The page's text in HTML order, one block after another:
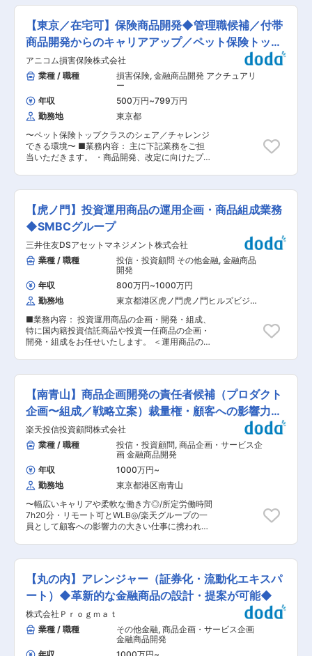
め、法人営業（主に海外案件担当）のポジション
でご活躍いただける方を募集しています（国内勤
務） 変更の範囲：会社の定める業務
いただき、少額短期保険商品の開発にご従事いた
だきます。商品コンセプトの発案〜経営への報告
等、商品ローンチに至るまでの一気通貫した業務
全般をお任せする想定です。当フィナンシャルグ
ループの既存事業や通信というアセットを利活用
した商品開発が可能であり、従来の発想に囚われ
ずにあらゆる可能性を検討できる人財からの応募
を歓迎致します。 ■業務の具体例 ・以下商品開
発業務全般 ・商品コンセプトの企画 ・市場/
競合分析、データ分析 ・損益分岐算定・プライ
シング ・リード創出にかかるWEBマーケティ
ング全般 （LD・クリエイティブ作成、広
告・PR、分析、等） ・約款等、各種資料・帳票
の作成 ・認可取得のための当局対応全般 ・経営
へのレポーティング ※上記は一例です。ご本人の
適性、ご経験、ご希望を考慮して業務をアサイン
に占めるプロパー（中途入社）社員の割合は約9
割であることから、プロパー社員が中心となり組
織を運営しています。 中途入社後２年で部長職に
昇格するなどの実績も複数あり、活躍に応じて昇
格が叶う環境です。 【組織基盤の安定性と裁量の
大きさの両立】 親会社がKDDIという組織基盤の
安定性からアセットが潤沢である一方、組織は小
規模でありボードメンバーとの距離も近いため、
プロジェクトへの投資や、そのための予算確保等
をボードメンバーに対して積極的に提言すること
が可能です。 また、上意下達な雰囲気は希薄で、
社員に対して意見・提案を求められる社風である
ことから、日々の業務に裁量をもって取り組み、
可能です。 変更の範囲：会社の定める業務
【東京／在宅可】保険商品開発◆管理職候補／付帯
商品開発からのキャリアアップ／ペット保険トップ
シェア
アニコム損害保険株式会社
業種 / 職種
損害保険, 金融商品開発 アクチュアリ
ー
年収
500万円~799万円
勤務地
東京都
〜ペット保険トップクラスのシェア／チャレンジ
できる環境〜 ■業務内容： 主に下記業務をご担
当いただきます。 ・商品開発、改定に向けたプロ
規程、マニュアル等の作成 ・募集文書の作成、審
査 【適正に応じてお任せするもの】 ・監督官庁
との認可折衝 ・料率算出、計数関連業務 ■組織
構成： 商品開発部は3名で構成されており、中途
入社も多く馴染みやすい環境です。 ■働き方：
月平均残業時間は20時間程度、リモート勤務週２
日程度可能と働きやすい環境が整っております。
■当社の特徴： ・社会課題を解決する「どうぶつ
×医療×保険」のインフラ企業 アニコムグループ
は、ペット保険を中核としながら、どうぶつの一
生を支えるインフラカンパニー」を目指していま
す。単なる保険会社ではなく、 ・動物病院ネット
ワーク ・医療データの活用 ・予防医療・先進医
療の研究 までを一体で展開し、“どうぶつと人が
共に幸せに暮らす社会”の実現に取り組んでいま
す。 ・「保険で治す」から「病気を防ぐ」予防型
社」へ進化を続けています。 ・蓄積された医療デ
ータの活用 ・健康アドバイス・予防サービス ・
再生医療・先進医療の研究 などを通じて、“入っ
て健康になる保険”という新しい価値創出に取り
組んでいます。 変更の範囲：会社の定める業務
【虎ノ門】投資運用商品の運用企画・商品組成業務
◆SMBCグループ
三井住友DSアセットマネジメント株式会社
業種 / 職種
投信・投資顧問 その他金融, 金融商品
開発
年収
800万円~1000万円
勤務地
東京都港区虎ノ門虎ノ門ヒルズビジネ
■業務内容： 投資運用商品の企画・開発・組成、
特に国内籍投資信託商品や投資一任商品の企画・
開発・組成をお任せいたします。 ＜運用商品の一
信託商品 ・ LPS等のオルタナティブ資産に関連
した各種投資ビークル ■得られるスキル ・富裕
層向けや海外投資家向けのビジネス、投資家の投
資対象の多様化を背景に、UCITSのような外国籍
投信や、各種オルタナ資産へ投資する様々な投資
ビークル等に関連する多様な案件に携わり知見を
身に着けることができます。 ・当チームはプロダ
クトラインナップごとに統括担当者・サブチーム
を置く構成を取っており、各分野での案件を担当
しながら知見を積み、徐々にキャリアアップを図
ることのできる役割分担としています。 ■募集ポ
ジションの役割 ニーズに対応した商品を、実務面
や法制面の確認を行いながら着実かつタイムリー
に組成することに加えて、運用や営業とのコミュ
ニケーション、投信市場、資本市場の分析等から
着想を受けて提案や企画・開発を行うことで当社
の機関投資家から個人投資家に至るまで、多様な
お客さまニーズに対して、業界トップレベルの運
用調査体制とグローバルなネットワークを活用し
た質の高い資産運用サービスを提供しておりま
す。 ・投資信託業務 個人投資家を主な対象とす
る一般販売および確定拠出年金のお客さま向けに
は「公募投資信託」、事業法人・金融機関・団体
年金などのお客さまには「私募投資信託」とし
【南青山】商品企画開発の責任者候補（プロダクト
企画〜組成／戦略立案）裁量権・顧客への影響力◎
在宅可
楽天投信投資顧問株式会社
業種 / 職種
投信・投資顧問, 商品企画・サービス企
画 金融商品開発
年収
1000万円~
勤務地
東京都港区南青山
〜幅広いキャリアや柔軟な働き方◎/所定労働時間
7h20分・リモート可とWLB◎/楽天グループの一
員として顧客への影響力の大きい仕事に携われま
性の高い資産運用サービスの提供をしている同社
で、商品企画担当として、以下の業務を担ってい
ただきます。 資産運用ビジネスの最前線で、企画
から商品戦略・開発・ガバナンスまで幅広く関与
頂けるポジションです。 （1）商品・サービス戦
略の企画・立案 ・市場環境や顧客ニーズを踏まえ
た中長期的な商品戦略・計画の策定 （2）新規商
品の企画・開発 ・上記戦略に基づく新規商品の企
画・設計・開発（オンボーディング前まで） ・既
【丸の内】アレンジャー（証券化・流動化エキスパ
ート）◆革新的な金融商品の設計・提案が可能◆
株式会社Ｐｒｏｇｍａｔ
業種 / 職種
その他金融, 商品企画・サービス企画
金融商品開発